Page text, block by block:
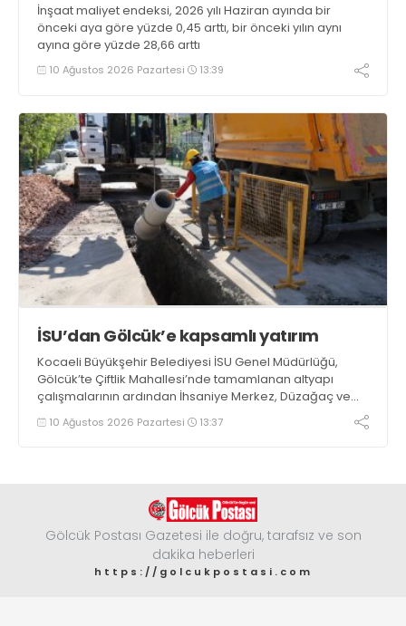
İnşaat maliyet endeksi, 2026 yılı Haziran ayında bir
önceki aya göre yüzde 0,45 arttı, bir önceki yılın aynı
ayına göre yüzde 28,66 arttı
10 Ağustos 2026 Pazartesi 13:39
İSU’dan Gölcük’e kapsamlı yatırım
Kocaeli Büyükşehir Belediyesi İSU Genel Müdürlüğü,
Gölcük’te Çiftlik Mahallesi’nde tamamlanan altyapı
çalışmalarının ardından İhsaniye Merkez, Düzağaç ve
Şirinköy mahallelerinde çalışmalarını sürdürüyor
10 Ağustos 2026 Pazartesi 13:37
Gölcük Postası Gazetesi ile doğru, tarafsız ve son
dakika heberleri
https://golcukpostasi.com